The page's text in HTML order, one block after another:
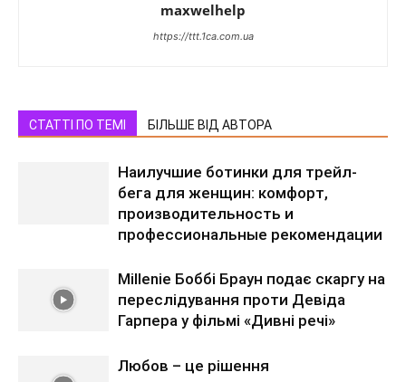
maxwelhelp
https://ttt.1ca.com.ua
СТАТТІ ПО ТЕМІ БІЛЬШЕ ВІД АВТОРА
Наилучшие ботинки для трейл-
бега для женщин: комфорт,
производительность и
профессиональные рекомендации
Millenie Боббі Браун подає скаргу на
переслідування проти Девіда
Гарпера у фільмі «Дивні речі»
Любов – це рішення